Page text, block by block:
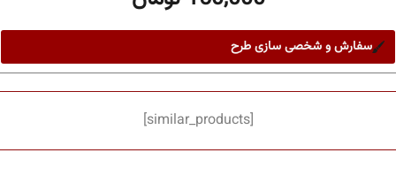
سفارش و شخصی سازی طرح
[similar_products]